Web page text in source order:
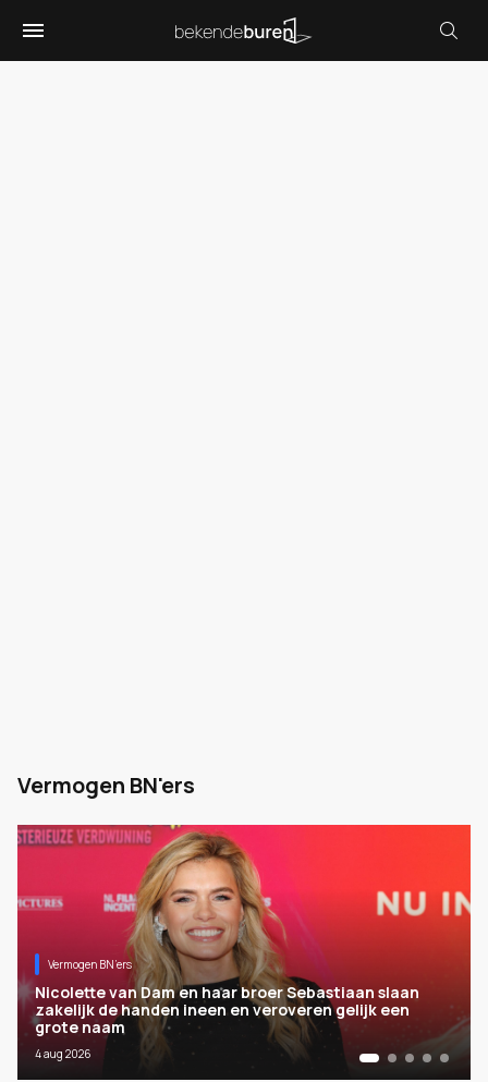
Vermogen BN'ers
Vermogen BN’ers
Nicolette van Dam en haar broer Sebastiaan slaan
zakelijk de handen ineen en veroveren gelijk een
grote naam
4 aug 2026